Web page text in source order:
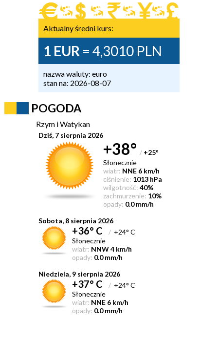
Aktualny średni kurs:
1 EUR = 4,3010 PLN
nazwa waluty: euro
stan na: 2026-08-07
POGODA
Rzym i Watykan
Dziś, 7 sierpnia 2026
+38° / +25°
Słonecznie
wiatr: NNE 6 km/h
ciśnienie: 1013 hPa
wilgotność: 40%
zachmurzenie: 10%
opady: 0.0 mm/h
Sobota, 8 sierpnia 2026
+36° C /+24° C
Słonecznie
wiatr: NNW 4 km/h
opady: 0.0 mm/h
Niedziela, 9 sierpnia 2026
+37° C /+24° C
Słonecznie
wiatr: NNE 6 km/h
opady: 0.0 mm/h